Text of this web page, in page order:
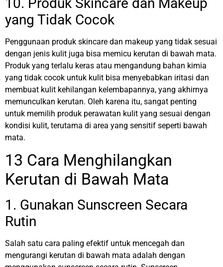
yang Tidak Cocok
Penggunaan produk skincare dan makeup yang tidak sesuai
dengan jenis kulit juga bisa memicu kerutan di bawah mata.
Produk yang terlalu keras atau mengandung bahan kimia
yang tidak cocok untuk kulit bisa menyebabkan iritasi dan
membuat kulit kehilangan kelembapannya, yang akhirnya
memunculkan kerutan. Oleh karena itu, sangat penting
untuk memilih produk perawatan kulit yang sesuai dengan
kondisi kulit, terutama di area yang sensitif seperti bawah
mata.
13 Cara Menghilangkan
Kerutan di Bawah Mata
1. Gunakan Sunscreen Secara
Rutin
Salah satu cara paling efektif untuk mencegah dan
mengurangi kerutan di bawah mata adalah dengan